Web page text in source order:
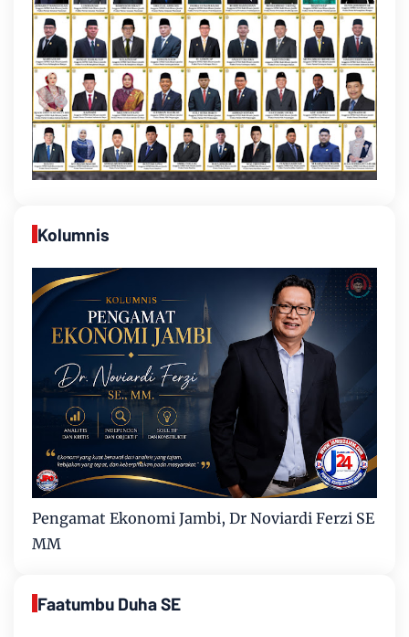
Kolumnis
Pengamat Ekonomi Jambi, Dr Noviardi Ferzi SE
MM
Faatumbu Duha SE